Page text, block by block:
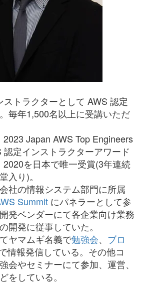
ストラクターとして AWS 認定
毎年1,500名以上に受講いただ
Japan AWS Top Engineers
認定インストラクターアワード
を日本で唯一受賞(3年連続
入り)。
社の情報システム部門に所属
Summit にパネラーとして参
発ベンダーにて各企業向け業務
開発に従事していた。
ヤマムギ名義で勉強会、 ブロ
情報発信している。その他コ
会やセミナーにて参加、運営、
をしている。